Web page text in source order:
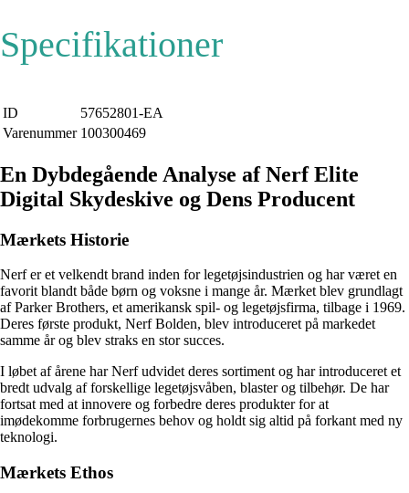
Specifikationer
ID
57652801-EA
Varenummer 100300469
En Dybdegående Analyse af Nerf Elite
Digital Skydeskive og Dens Producent
Mærkets Historie
Nerf er et velkendt brand inden for legetøjsindustrien og har været en
favorit blandt både børn og voksne i mange år. Mærket blev grundlagt
af Parker Brothers, et amerikansk spil- og legetøjsfirma, tilbage i 1969.
Deres første produkt, Nerf Bolden, blev introduceret på markedet
samme år og blev straks en stor succes.
I løbet af årene har Nerf udvidet deres sortiment og har introduceret et
bredt udvalg af forskellige legetøjsvåben, blaster og tilbehør. De har
fortsat med at innovere og forbedre deres produkter for at
imødekomme forbrugernes behov og holdt sig altid på forkant med ny
teknologi.
Mærkets Ethos